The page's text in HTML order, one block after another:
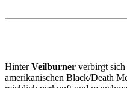
HinterVeilburner verbirgt sich
amerikanischen Black/Death